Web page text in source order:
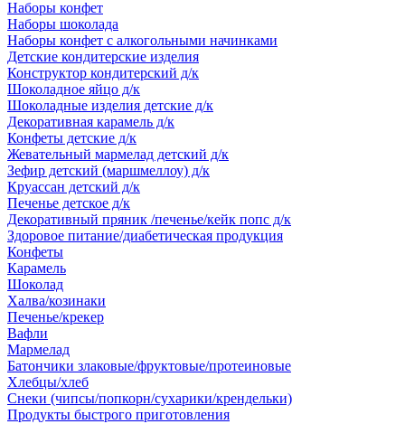
Наборы конфет
Наборы шоколада
Наборы конфет с алкогольными начинками
Детские кондитерские изделия
Конструктор кондитерский д/к
Шоколадное яйцо д/к
Шоколадные изделия детские д/к
Декоративная карамель д/к
Конфеты детские д/к
Жевательный мармелад детский д/к
Зефир детский (маршмеллоу) д/к
Круассан детский д/к
Печенье детское д/к
Декоративный пряник /печенье/кейк попс д/к
Здоровое питание/диабетическая продукция
Конфеты
Карамель
Шоколад
Халва/козинаки
Печенье/крекер
Вафли
Мармелад
Батончики злаковые/фруктовые/протеиновые
Хлебцы/хлеб
Снеки (чипсы/попкорн/сухарики/крендельки)
Продукты быстрого приготовления